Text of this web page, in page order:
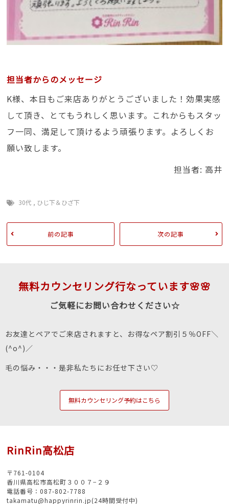
担当者からのメッセージ
K様、本日もご来店ありがとうございました！効果実感
して頂き、とてもうれしく思います。これからもスタッ
フ一同、満足して頂けるよう頑張ります。よろしくお
願い致します。
担当者: 高井
30代 , ひじ下＆ひざ下
前の記事 次の記事
無料カウンセリング行なっています🌸🌸
ご気軽にお問い合わせください☆
お友達とペアでご来店されますと、お得なペア割引５％OFF＼
(^o^)／
毛の悩み・・・是非私たちにお任せ下さい♡
無料カウンセリング予約はこちら
RinRin高松店
〒761-0104
香川県高松市高松町３００７−２９
電話番号：087-802-7788
takamatu@happyrinrin.jp(24時間受付中)